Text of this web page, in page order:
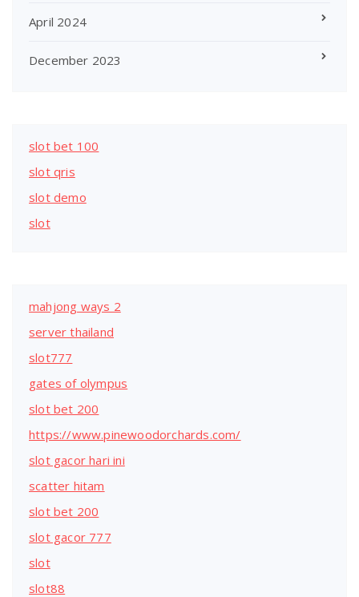
April 2024
December 2023
slot bet 100
slot qris
slot demo
slot
mahjong ways 2
server thailand
slot777
gates of olympus
slot bet 200
https://www.pinewoodorchards.com/
slot gacor hari ini
scatter hitam
slot bet 200
slot gacor 777
slot
slot88